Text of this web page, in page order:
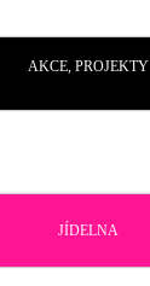
AKCE, PROJEKTY
JÍDELNA